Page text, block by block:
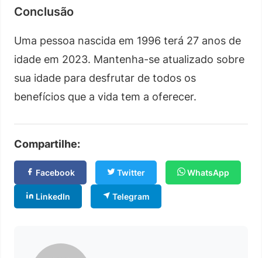
Conclusão
Uma pessoa nascida em 1996 terá 27 anos de
idade em 2023. Mantenha-se atualizado sobre
sua idade para desfrutar de todos os
benefícios que a vida tem a oferecer.
Compartilhe:
Facebook Twitter WhatsApp
LinkedIn Telegram